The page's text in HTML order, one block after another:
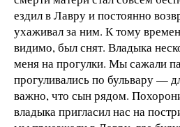
ездил в Лавру и постоянно
ухаживал за ним. К тому
видимо, был снят. Владыка
меня на прогулки. Мы сажали
прогуливались по бульвару —
важно, что сын рядом.
владыка пригласил нас на